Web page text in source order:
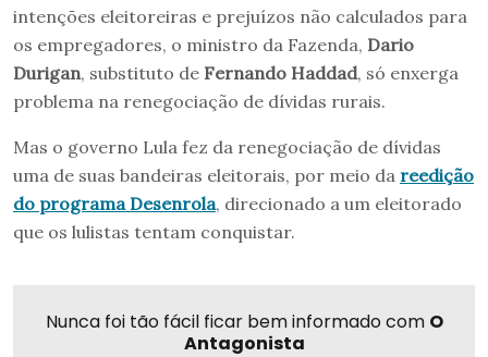
intenções eleitoreiras e prejuízos não calculados para
os empregadores, o ministro da Fazenda, Dario
Durigan, substituto de Fernando Haddad, só enxerga
problema na renegociação de dívidas rurais.
Mas o governo Lula fez da renegociação de dívidas
uma de suas bandeiras eleitorais, por meio da reedição
do programa Desenrola, direcionado a um eleitorado
que os lulistas tentam conquistar.
Nunca foi tão fácil ficar bem informado com O
Antagonista